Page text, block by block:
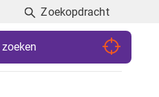
Zoekopdracht